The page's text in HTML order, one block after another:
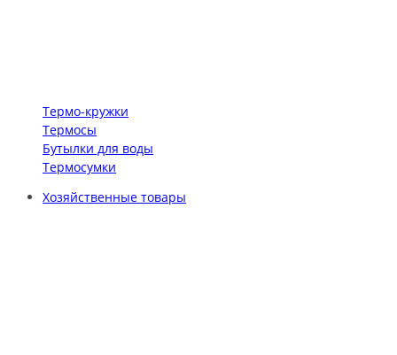
Термо-кружки
Термосы
Бутылки для воды
Термосумки
Хозяйственные товары